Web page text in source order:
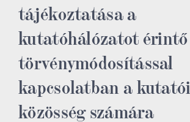
tájékoztatása a
kutatóhálózatot érintő
törvénymódosítással
kapcsolatban a kutatói
közösség számára